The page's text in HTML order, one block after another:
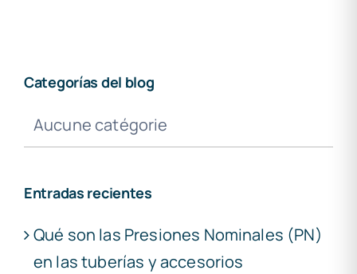
Categorías del blog
Aucune catégorie
Entradas recientes
Qué son las Presiones Nominales (PN)
en las tuberías y accesorios